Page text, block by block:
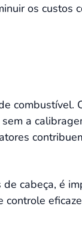
os custos
combustível.
a
cabeça, é
controle